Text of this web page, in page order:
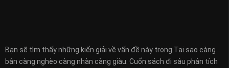
Bạn sẽ tìm thấy những kiến giải về vấn đề này trong Tại sao càng
bận càng nghèo càng nhàn càng giàu. Cuốn sách đi sâu phân tích